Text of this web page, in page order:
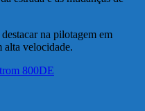
na pilotagem em
alta velocidade.
800DE